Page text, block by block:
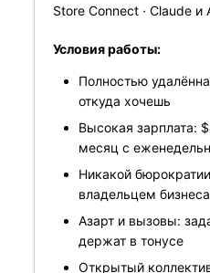
Store Connect · Claude и
Условия работы:
Полностью
откуда хочешь
Высокая зарплата:
месяц с
Никакой
владельцем бизнеса
Азарт и вызовы:
держат в тонусе
Открытый